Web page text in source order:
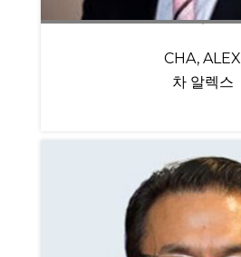
CHA, ALEX
차 알렉스